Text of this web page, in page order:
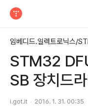
임베디드.일렉트로닉스/
STM32
SB 장치드
i.got.it 2016. 1. 31. 00:35